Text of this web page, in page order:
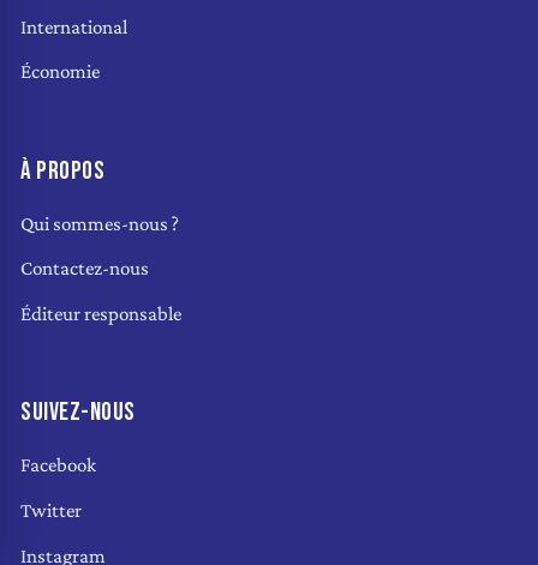
International
Économie
À PROPOS
Qui sommes-nous ?
Contactez-nous
Éditeur responsable
SUIVEZ-NOUS
Facebook
Twitter
Instagram